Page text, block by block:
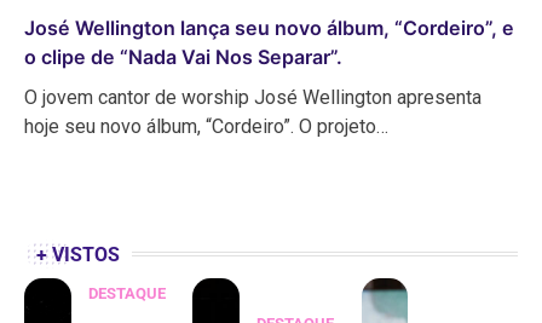
José Wellington lança seu novo álbum, “Cordeiro”, e
o clipe de “Nada Vai Nos Separar”.
O jovem cantor de worship José Wellington apresenta
hoje seu novo álbum, “Cordeiro”. O projeto…
+ VISTOS
DESTAQUE